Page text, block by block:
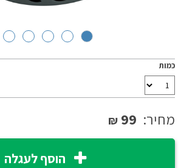
כמות
מחיר: 99
₪
הוסף לעגלה